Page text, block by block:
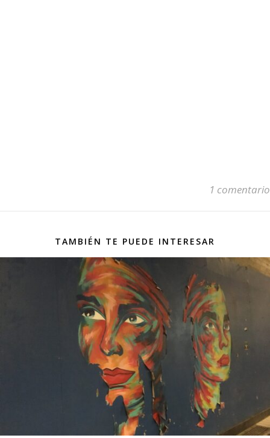
1 comentario
TAMBIÉN TE PUEDE INTERESAR